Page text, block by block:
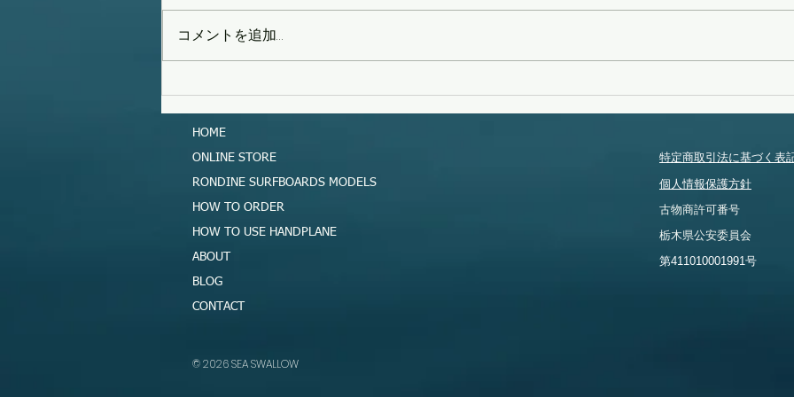
コメントを追加…
HOME
ONLINE STORE
RONDINE SURFBOARDS MODELS
HOW TO ORDER
HOW TO USE HANDPLANE
ABOUT
BLOG
CONTACT
​© 2026 SEA SWALLOW
特定商取引法に基づく表
個人情報保護方針
​古物商許可番号
​栃木県公安委員会
​第411010001991号